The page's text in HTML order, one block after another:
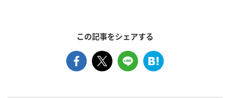
この記事をシェアする